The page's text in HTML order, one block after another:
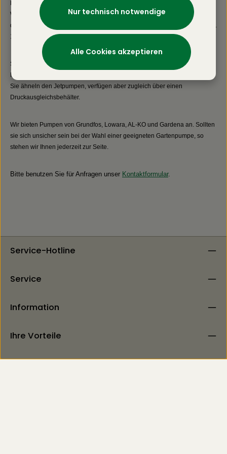
Pumpengehäuse integrierte Vertikal-Schalter
ermöglicht den autonomen Automatikbetrieb auch in
schmalen Rohren und engen Pumpensümpfen.
Profitieren Sie von kompakter Steuerungstechnik auf
Fachhandelsniveau und nutzen Sie die schnelle
Lieferfähigkeit sowie die technische Beratung bei
Gartenbautechnik Geereking.
Eine Tauchpumpe ist am besten zum Auspumpen von großen
Wassersammelbecken oder Pools geeignet. Sie arbeiten ziemlich leise, da
diese unter Wasser arbeiten. Eine Tauchpumpe kann Pumpleistung von ca.
10.000l/h erreichen.
Sollten sie auf die nachhaltige Nutzung von zum Beispiel Regenwasser für
Haus und Garten viel Wert legen, so empfehlen wir ein Hauswasserwerk.
Sie ähneln den Jetpumpen, verfügen aber zugleich über einen
Druckausgleichsbehälter.
Wir bieten Pumpen von Grundfos, Lowara, AL-KO und Gardena an. Sollten
sie sich unsicher sein bei der Wahl einer geeigneten Gartenpumpe, so
stehen wir Ihnen jederzeit zur Seite.
Bitte benutzen Sie für Anfragen unser Kontaktformular.
Service-Hotline
Service
Information
Ihre Vorteile
Nur technisch notwendige
Alle Cookies akzeptieren